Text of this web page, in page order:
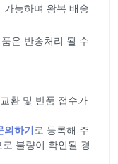
능하며 왕복 배송
은 반송처리 될 수
환 및 반품 접수가
의하기로 등록해 주
불량이 확인될 경